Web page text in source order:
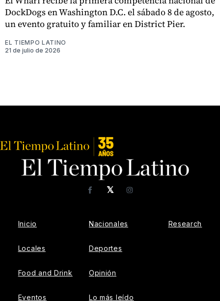
DockDogs en Washington D.C. el sábado 8 de agosto,
un evento gratuito y familiar en District Pier.
EL TIEMPO LATINO
21 de julio de 2026
𝕏
FacebookInstagram
Inicio
Locales
Food and Drink
Eventos
Nacionales
Deportes
Opinión
Lo más leído
Research